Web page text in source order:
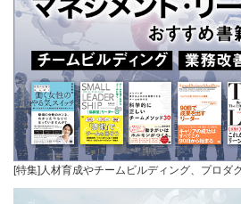
[特集]人材育成やチームビルディング、プロ